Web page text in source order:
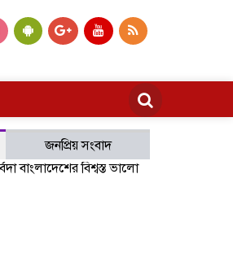
জনপ্রিয় সংবাদ
বাংলাদেশের বিশ্বস্ত ভালো